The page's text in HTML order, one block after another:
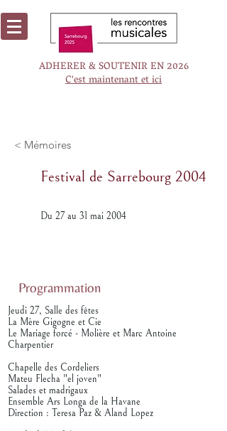
ADHERER & SOUTENIR EN 2026
C'est maintenant et ici
< Mémoires
Festival de Sarrebourg 2004
Du 27 au 31 mai 2004
Programmation
Jeudi 27, Salle des fêtes
La Mère Gigogne et Cie
Le Mariage forcé - Molière et Marc Antoine
Charpentier
Chapelle des Cordeliers
Mateu Flecha "el joven"
Salades et madrigaux
Ensemble Ars Longa de la Havane
Direction : Teresa Paz & Aland Lopez